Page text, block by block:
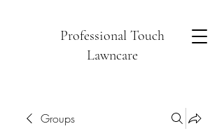
Professional Touch
Lawncare
Groups